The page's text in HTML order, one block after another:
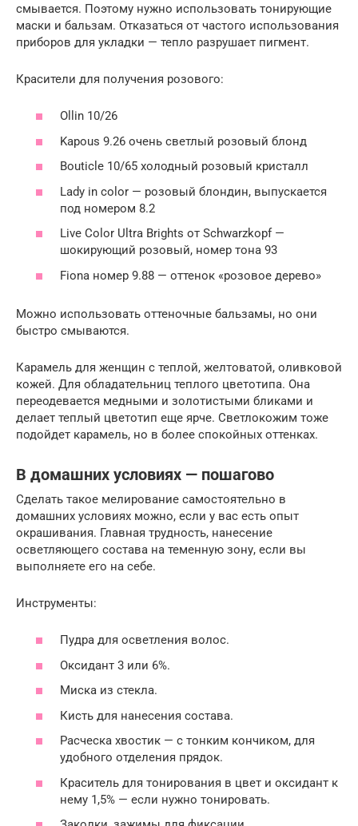
смывается. Поэтому нужно использовать тонирующие
маски и бальзам. Отказаться от частого использования
приборов для укладки — тепло разрушает пигмент.
Красители для получения розового:
Ollin 10/26
Kapous 9.26 очень светлый розовый блонд
Bouticle 10/65 холодный розовый кристалл
Lady in color — розовый блондин, выпускается
под номером 8.2
Live Color Ultra Brights от Schwarzkopf —
шокирующий розовый, номер тона 93
Fiona номер 9.88 — оттенок «розовое дерево»
Можно использовать оттеночные бальзамы, но они
быстро смываются.
Карамель для женщин с теплой, желтоватой, оливковой
кожей. Для обладательниц теплого цветотипа. Она
переодевается медными и золотистыми бликами и
делает теплый цветотип еще ярче. Светлокожим тоже
подойдет карамель, но в более спокойных оттенках.
В домашних условиях — пошагово
Сделать такое мелирование самостоятельно в
домашних условиях можно, если у вас есть опыт
окрашивания. Главная трудность, нанесение
осветляющего состава на теменную зону, если вы
выполняете его на себе.
Инструменты:
Пудра для осветления волос.
Оксидант 3 или 6%.
Миска из стекла.
Кисть для нанесения состава.
Расческа хвостик — с тонким кончиком, для
удобного отделения прядок.
Краситель для тонирования в цвет и оксидант к
нему 1,5% — если нужно тонировать.